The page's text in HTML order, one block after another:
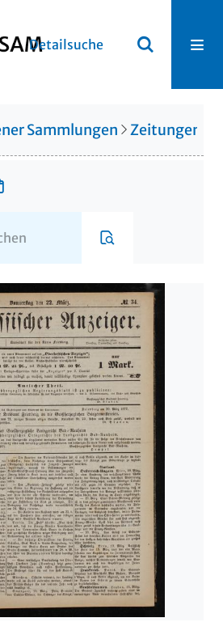
Detailsuche
Sammlungen Zeitungen